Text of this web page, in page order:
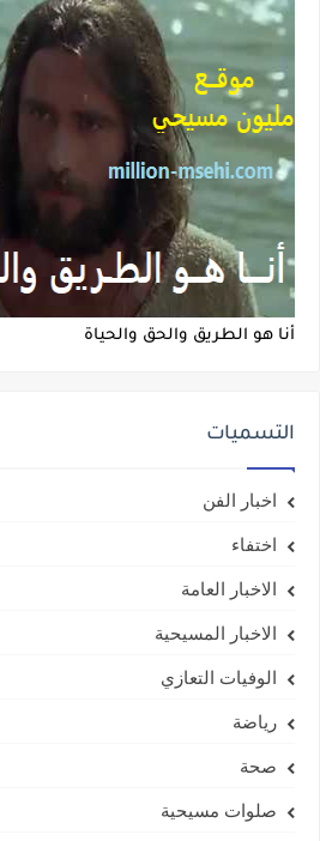
أنا هو الطريق والحق والحياة
التسميات
اخبار الفن
اختفاء
الاخبار العامة
الاخبار المسيحية
الوفيات التعازي
رياضة
صحة
صلوات مسيحية